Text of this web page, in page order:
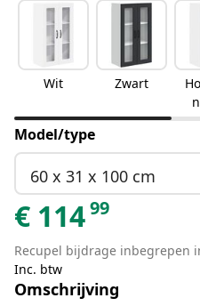
Wit Zwart
Model/type
60 x 31 x 100 cm
€ 11499
Recupel bijdrage inbegrepen
Inc. btw
Omschrijving